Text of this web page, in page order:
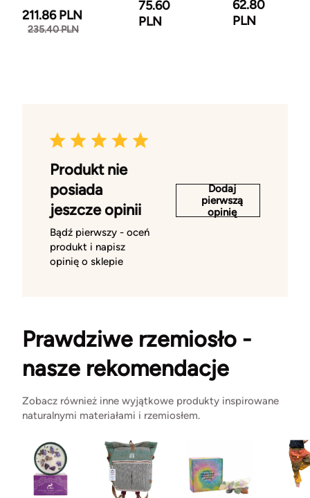
211.86 PLN
235.40 PLN
75.60
PLN
62.80
PLN
Produkt nie
posiada
jeszcze opinii
Bądź pierwszy - oceń
produkt i napisz
opinię o sklepie
Dodaj
pierwszą
opinię
Prawdziwe rzemiosło -
nasze rekomendacje
Zobacz również inne wyjątkowe produkty inspirowane
naturalnymi materiałami i rzemiosłem.